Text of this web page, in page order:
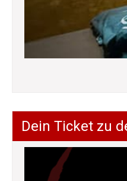
Dein Ticket zu